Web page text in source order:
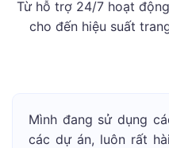
Từ hỗ trợ 24/7 hoạt
cho đến hiệu suất
Mình đang sử dụng
các dự án, luôn rất